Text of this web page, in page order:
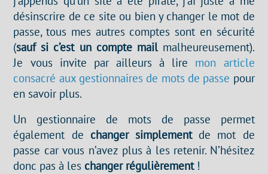
désinscrire de ce site ou bien y changer le mot de
passe, tous mes autres comptes sont en sécurité
(sauf si c’est un compte mailmalheureusement).
Je vous invite par ailleurs à lire mon article
consacré aux gestionnaires de mots de passe pour
en savoir plus.
Un gestionnaire de mots de passe permet
également de changer simplementde mot de
passe car vous n’avez plus à les retenir. N’hésitez
donc pas à les changer régulièrement!